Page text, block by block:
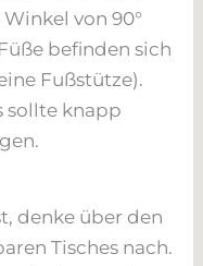
von 90°
befinden sich
Fußstütze).
sollte knapp
denke über den
Tisches nach.